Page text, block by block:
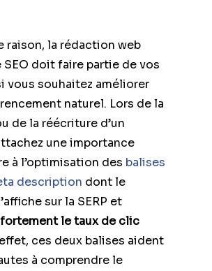
raison, la rédaction web
doit faire partie de vos
vous souhaitez améliorer
naturel. Lors de la
de la réécriture d’un
une importance
à l’optimisation des balises
description dont le
sur la SERP et
le taux de clic
ces deux balises aident
à comprendre le